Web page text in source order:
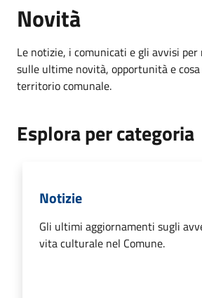
Novità
Le notizie, i comunicati e gli avvisi
sulle ultime novità, opportunità e cosa
territorio comunale.
Esplora per categoria
Notizie
Gli ultimi aggiornamenti sugli
vita culturale nel Comune.